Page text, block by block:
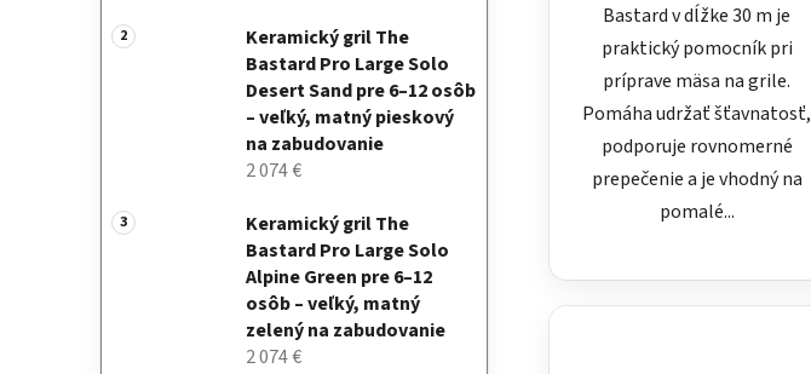
Keramický gril The
Bastard Pro Large Solo
Desert Sand pre 6–12 osôb
– veľký, matný pieskový
na zabudovanie
2 074 €
Keramický gril The
Bastard Pro Large Solo
Alpine Green pre 6–12
osôb – veľký, matný
zelený na zabudovanie
2 074 €
Bastard v dĺžke 30 m je
praktický pomocník pri
príprave mäsa na grile.
Pomáha udržať šťavnatosť,
podporuje rovnomerné
prepečenie a je vhodný na
pomalé...